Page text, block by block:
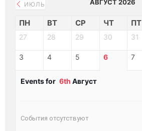
ИЮЛЬ АВГУСТ 2026
ПН ВТ СР ЧТ ПТ
27 28 29 30 31
3 4 5 6 7
Events for 6th Август
События отсутствуют